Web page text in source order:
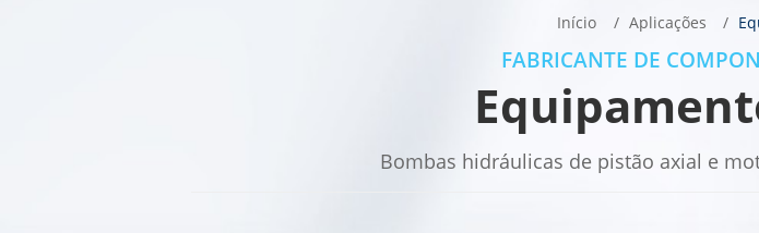
Início Aplicações
FABRICANTE DE
Bombas hidráulicas de pistão axial e